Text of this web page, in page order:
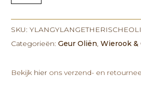
Etherische
Olie
-
10ml
SKU:
Categorieën:Geur Oliën,Wierook &
Bekijk hier ons verzend- en